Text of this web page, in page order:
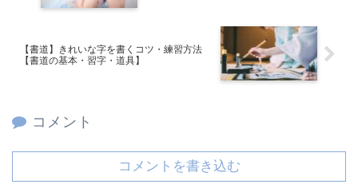
【書道】きれいな字を書くコツ・練習方法
【書道の基本・習字・道具】
コメント
コメントを書き込む